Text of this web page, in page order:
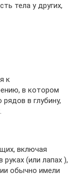
тела у других,
к
в котором
в глубину,
включая
(или лапах ),
обычно имели